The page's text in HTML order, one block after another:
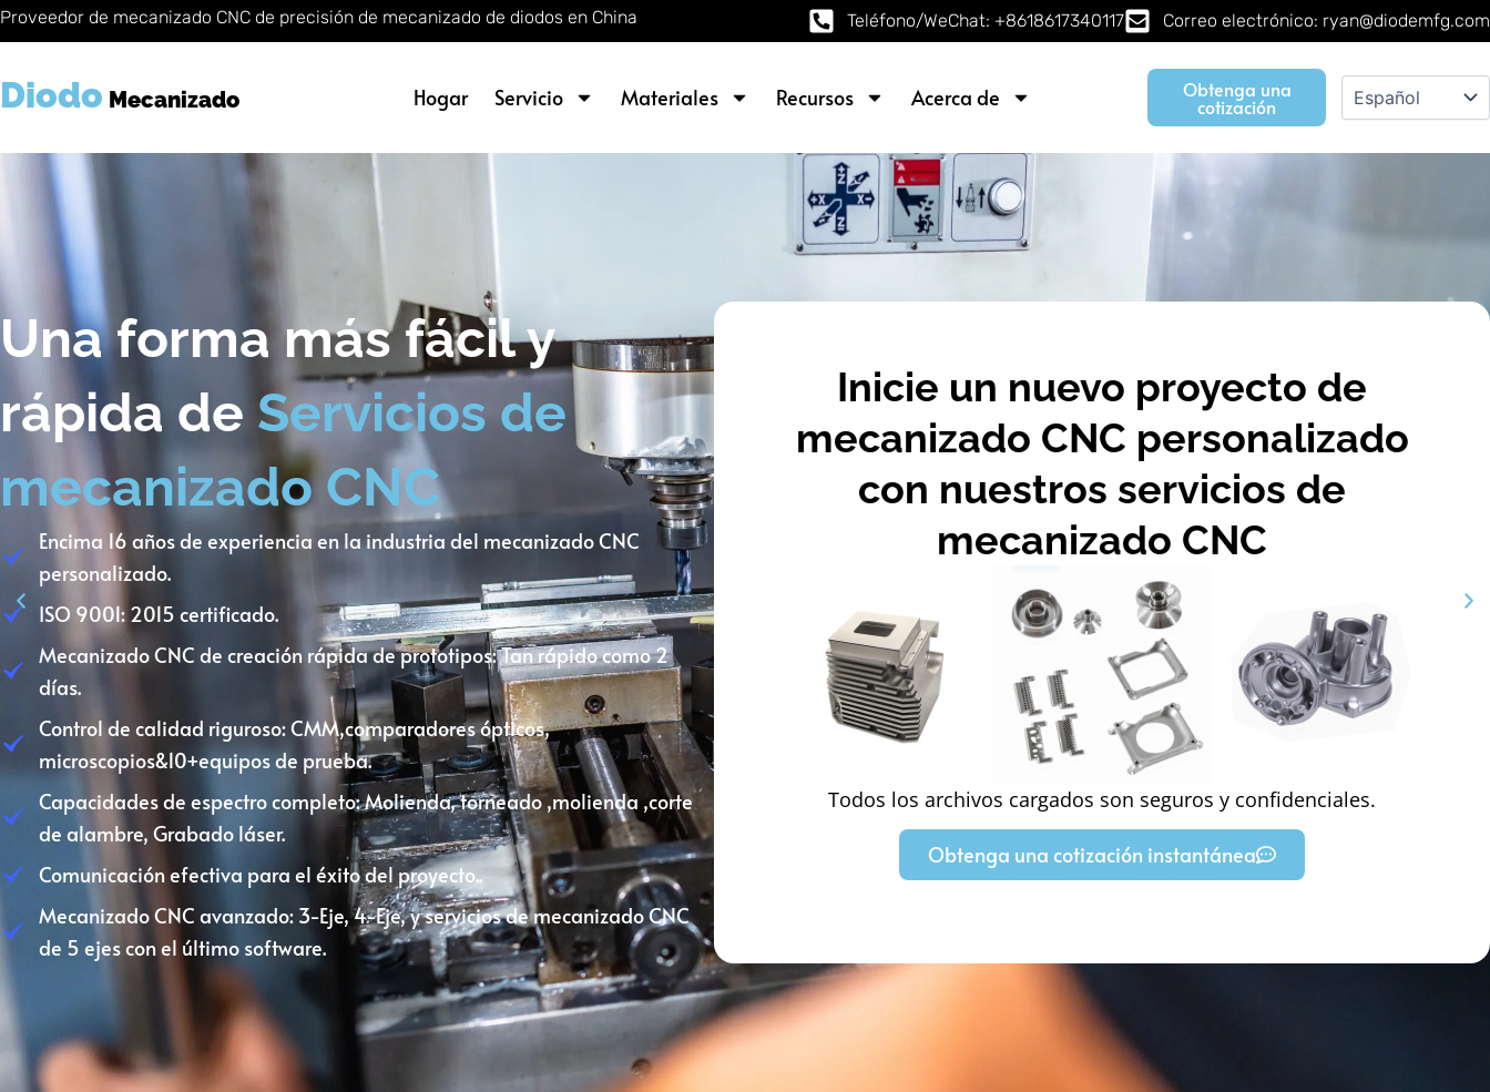
Saltar
al
Proveedor de mecanizado CNC de precisión de mecanizado de diodos en China Teléfono/WeChat: +8618617340117 Correo electrónico: ryan@diodemfg.com
Diodo Mecanizado Hogar Servicio Materiales Recursos Acerca de Obtenga una
cotización
Una forma más fácil y
rápida de Servicios de
mecanizado CNC
Encima 16 años de experiencia en la industria del mecanizado CNC
personalizado.
ISO 9001: 2015 certificado.
Mecanizado CNC de creación rápida de prototipos: Tan rápido como 2
días.
Control de calidad riguroso: CMM,comparadores ópticos,
microscopios&10+equipos de prueba.
Capacidades de espectro completo: Molienda, torneado ,molienda ,corte
de alambre, Grabado láser.
Comunicación efectiva para el éxito del proyecto..
Mecanizado CNC avanzado: 3-Eje, 4-Eje, y servicios de mecanizado CNC
de 5 ejes con el último software.
Inicie un nuevo proyecto de
mecanizado CNC personalizado
con nuestros servicios de
mecanizado CNC
Todos los archivos cargados son seguros y confidenciales.
Obtenga una cotización instantánea